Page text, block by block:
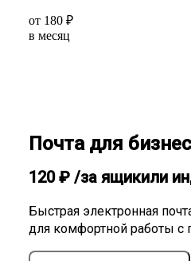
от 180 ₽
в месяц
Почта для
120₽ /за ящикили
Быстрая электронная
для комфортной работы с